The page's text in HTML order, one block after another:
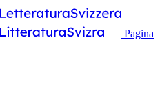
Pagina